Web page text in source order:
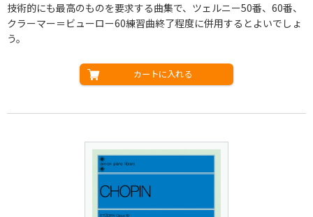
技術的にも最高のものを要求する曲集で、ツェルニー50番、60番、
クラーマー＝ビューロー60練習曲終了程度に併用するとよいでしょ
う。
カートに入れる